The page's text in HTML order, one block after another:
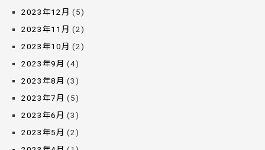
2023年12月 (5)
2023年11月 (2)
2023年10月 (2)
2023年9月 (4)
2023年8月 (3)
2023年7月 (5)
2023年6月 (3)
2023年5月 (2)